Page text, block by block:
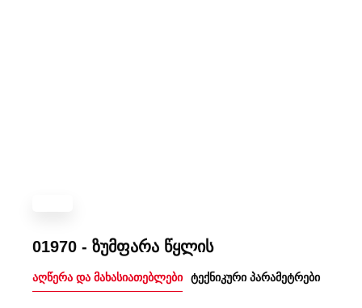
01970 - ზუმფარა წყლის
აღწერა და მახასიათებლები ტექნიკური პარამეტრები